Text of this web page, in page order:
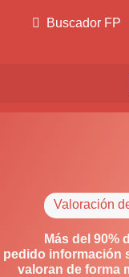
Buscador FP
Valoración
Más del 90%
pedido información
valoran de forma